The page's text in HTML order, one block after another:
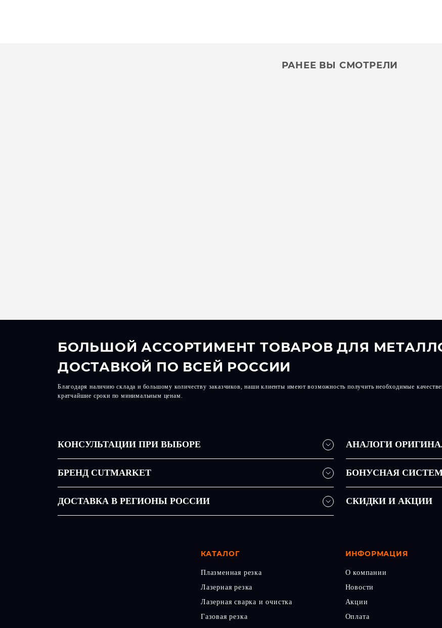
РАНЕЕ ВЫ СМОТРЕЛИ
БОЛЬШОЙ АССОРТИМЕНТ ТОВАРОВ ДЛЯ
ДОСТАВКОЙ ПО ВСЕЙ РОССИИ
Благодаря наличию склада и большому количеству заказчиков, наши клиенты имеют возможность получить необходимые
кратчайшие сроки по минимальным ценам.
КОНСУЛЬТАЦИИ ПРИ ВЫБОРЕ АНАЛОГИ
БРЕНД CUTMARKET БОНУСНАЯ
ДОСТАВКА В РЕГИОНЫ РОССИИ СКИДКИ И АКЦИИ
КАТАЛОГ
Плазменная резка
Лазерная резка
Лазерная сварка и очистка
Газовая резка
ИНФОРМАЦИЯ
О компании
Новости
Акции
Оплата